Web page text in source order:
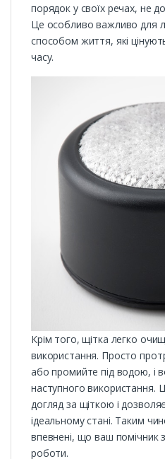
порядок у своїх речах, не
Це особливо важливо для
способом життя, які
часу.
Крім того, щітка легко
використання. Просто
або промийте під водою, і
наступного використання.
догляд за щіткою і
ідеальному стані. Таким
впевнені, що ваш помічник
роботи.